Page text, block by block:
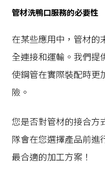
管材洗鴨口服務的必要性
在某些應用中，管材的
全連接和運輸。我們提
使鋼管在實際裝配時更
險。
您是否對管材的接合方
隊會在您選擇產品前進
最合適的加工方案！